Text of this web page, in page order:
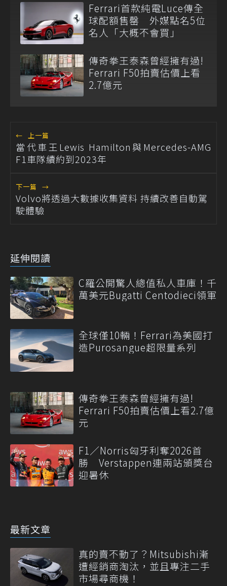
Ferrari首款純電Luce傳全
球配額售罄 外媒點名5位
名人「大概不會買」
傳奇拳王泰森曾經擁有過!
Ferrari F50拍賣估價上看
2.7億元
← 上一篇
當代車王Lewis Hamilton與Mercedes-AMG
F1車隊續約到2023年
下一篇 →
Volvo將透過大數據收集資料 持續改善自動駕
駛體驗
延伸閱讀
C羅公開驚人總值私人車庫！千
萬美元Bugatti Centodieci領軍
全球僅10輛！Ferrari為美國打
造Purosangue超限量系列
傳奇拳王泰森曾經擁有過!
Ferrari F50拍賣估價上看2.7億
元
F1／Norris匈牙利奪2026首
勝 Verstappen連兩站頒獎台
迎暑休
最新文章
真的賣不動了？Mitsubishi漸
遭經銷商淘汰，並且專注二手
市場尋商機！